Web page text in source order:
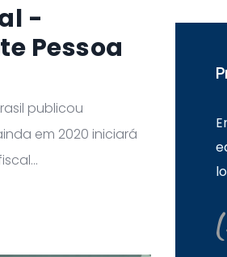
-
Pessoa
publicou
em 2020 iniciará